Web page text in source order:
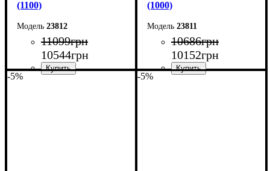
(1100)
23812
11099грн
10544грн
(1000)
23811
10686грн
10152грн
-5% -5%